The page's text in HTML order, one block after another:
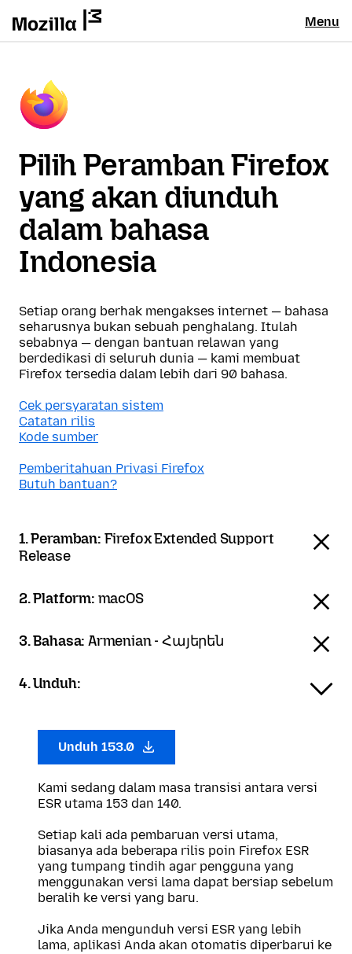
Menu
Pilih Peramban Firefox
yang akan diunduh
dalam bahasa
Indonesia
Setiap orang berhak mengakses internet — bahasa
seharusnya bukan sebuah penghalang. Itulah
sebabnya — dengan bantuan relawan yang
berdedikasi di seluruh dunia — kami membuat
Firefox tersedia dalam lebih dari 90 bahasa.
Cek persyaratan sistem
Catatan rilis
Kode sumber
Pemberitahuan Privasi Firefox
Butuh bantuan?
1. Peramban: Firefox Extended Support
Release
2. Platform: macOS
3. Bahasa:Armenian - Հայերեն
4. Unduh:
Unduh 153.0
Kami sedang dalam masa transisi antara versi
ESR utama 153 dan 140.
Setiap kali ada pembaruan versi utama,
biasanya ada beberapa rilis poin Firefox ESR
yang tumpang tindih agar pengguna yang
menggunakan versi lama dapat bersiap sebelum
beralih ke versi yang baru.
Jika Anda mengunduh versi ESR yang lebih
lama, aplikasi Anda akan otomatis diperbarui ke